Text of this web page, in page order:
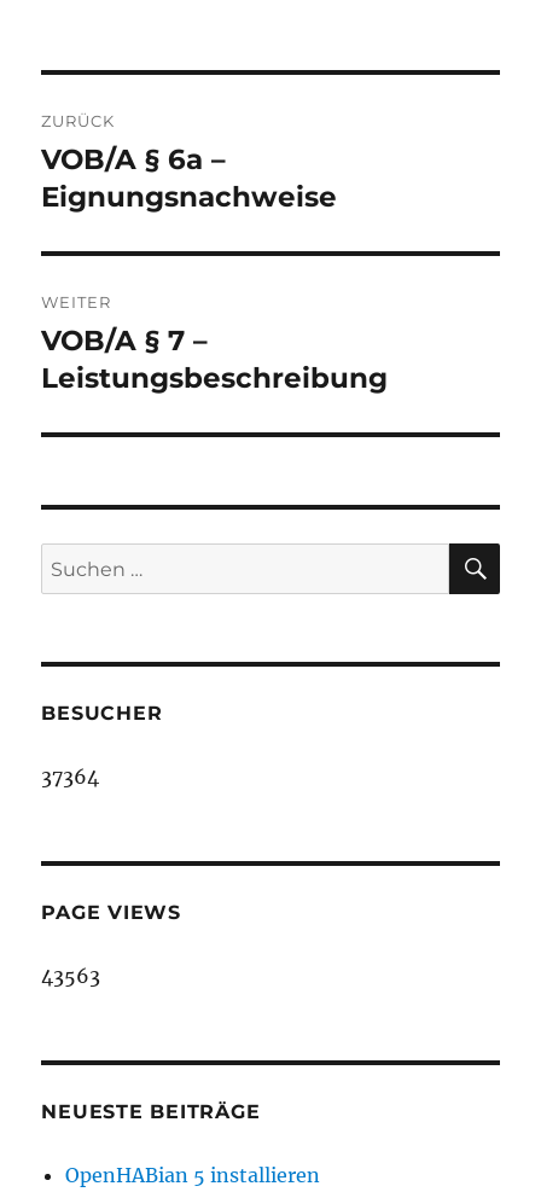
ZURÜCK
Vorheriger
Beitrag:
VOB/A § 6a –
Eignungsnachweise
WEITER
Nächster
Beitrag:
VOB/A § 7 –
Leistungsbeschreibung
Suche
nach:
BESUCHER
37364
PAGE VIEWS
43563
NEUESTE BEITRÄGE
OpenHABian 5 installieren